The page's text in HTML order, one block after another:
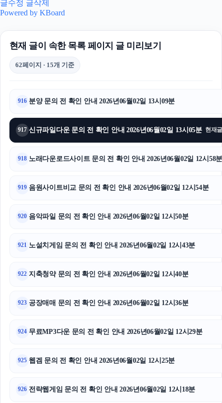
김해이혼전문변호사
sns마케팅
이혼전문변호사
글수정 글삭제
Powered by KBoard
현재 글이 속한 목록 페이지 글 미리보기
62페이지 · 15개 기준
916 분양 문의 전 확인 안내 2026년06월02일 13시09분
917 신규파일다운 문의 전 확인 안내 2026년06월02일 13시05분 현재
918 노래다운로드사이트 문의 전 확인 안내 2026년06월02일 12시58
919 음원사이트비교 문의 전 확인 안내 2026년06월02일 12시54분
920 음악파일 문의 전 확인 안내 2026년06월02일 12시50분
921 노설치게임 문의 전 확인 안내 2026년06월02일 12시43분
922 지축청약 문의 전 확인 안내 2026년06월02일 12시40분
923 공장매매 문의 전 확인 안내 2026년06월02일 12시36분
924 무료MP3다운 문의 전 확인 안내 2026년06월02일 12시29분
925 웹겜 문의 전 확인 안내 2026년06월02일 12시25분
926 전략웹게임 문의 전 확인 안내 2026년06월02일 12시18분